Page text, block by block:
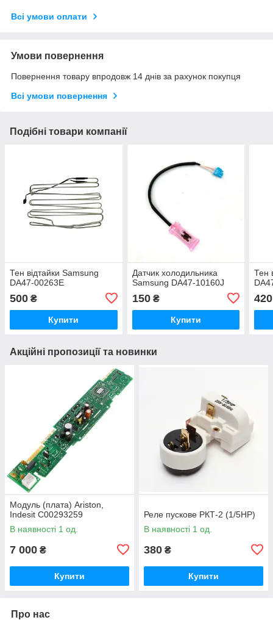
Всі умови оплати
Умови повернення
Повернення товару впродовж 14 днів за рахунок покупця
Всі умови повернення
Подібні товари компанії
Тен відтайки Samsung
DA47-00263E
500 ₴
Купити
Датчик холодильника
Samsung DA47-10160J
150₴
Купити
Тен
420
Акційні пропозиції та новинки
Модуль (плата) Ariston,
Indesit C00293259
В наявності 1 од.
7 000 ₴
Купити
Реле пускове РКТ-2 (1/5HP)
В наявності 1 од.
380 ₴
Купити
Про нас